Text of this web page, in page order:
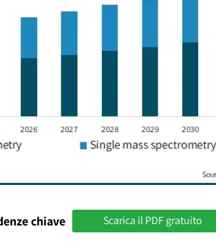
chiave Scarica il PDF gratuito